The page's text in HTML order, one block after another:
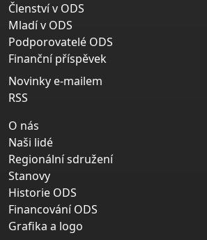
Členství v ODS
Mladí v ODS
Podporovatelé ODS
Finanční příspěvek
Novinky e-mailem
RSS
O nás
Naši lidé
Regionální sdružení
Stanovy
Historie ODS
Financování ODS
Grafika a logo